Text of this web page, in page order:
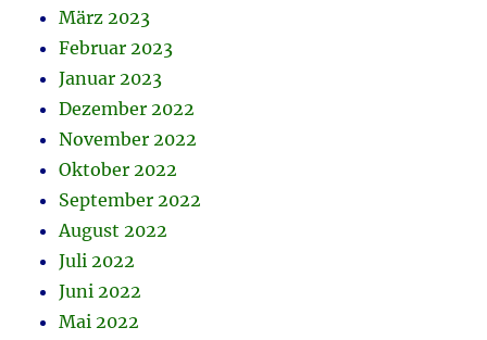
März 2023
Februar 2023
Januar 2023
Dezember 2022
November 2022
Oktober 2022
September 2022
August 2022
Juli 2022
Juni 2022
Mai 2022